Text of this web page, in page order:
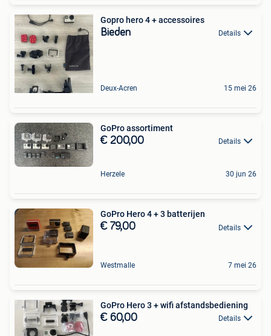
Gopro hero 4 + accessoires
Bieden Details
Deux-Acren 15 mei 26
GoPro assortiment
€ 200,00 Details
Herzele 30 jun 26
GoPro Hero 4 + 3 batterijen
€ 79,00 Details
Westmalle 7 mei 26
GoPro Hero 3 + wifi afstandsbediening
€ 60,00 Details